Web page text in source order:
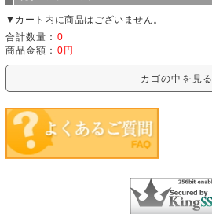
▼カート内に商品はございません。
合計数量： 0
商品金額： 0円
カゴの中を見る